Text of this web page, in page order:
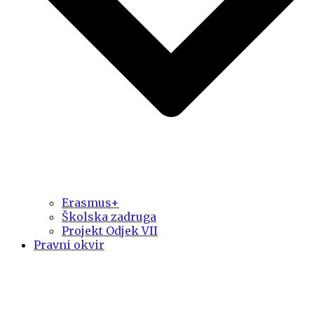
Erasmus+
Školska zadruga
Projekt Odjek VII
Pravni okvir